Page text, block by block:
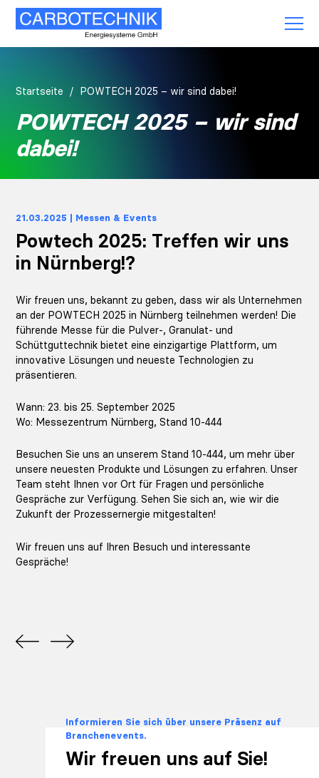
Startseite POWTECH 2025 – wir sind dabei!
POWTECH 2025 – wir sind
dabei!
21.03.2025 | Messen & Events
Powtech 2025: Treffen wir uns
in Nürnberg!?
Wir freuen uns, bekannt zu geben, dass wir als Unternehmen
an der POWTECH 2025 in Nürnberg teilnehmen werden! Die
führende Messe für die Pulver-, Granulat- und
Schüttguttechnik bietet eine einzigartige Plattform, um
innovative Lösungen und neueste Technologien zu
präsentieren.
Wann: 23. bis 25. September 2025
Wo: Messezentrum Nürnberg, Stand 10-444
Besuchen Sie uns an unserem Stand 10-444, um mehr über
unsere neuesten Produkte und Lösungen zu erfahren. Unser
Team steht Ihnen vor Ort für Fragen und persönliche
Gespräche zur Verfügung. Sehen Sie sich an, wie wir die
Zukunft der Prozessernergie mitgestalten!
Wir freuen uns auf Ihren Besuch und interessante
Gespräche!
Informieren Sie sich über unsere Präsenz auf
Branchenevents.
Wir freuen uns auf Sie!